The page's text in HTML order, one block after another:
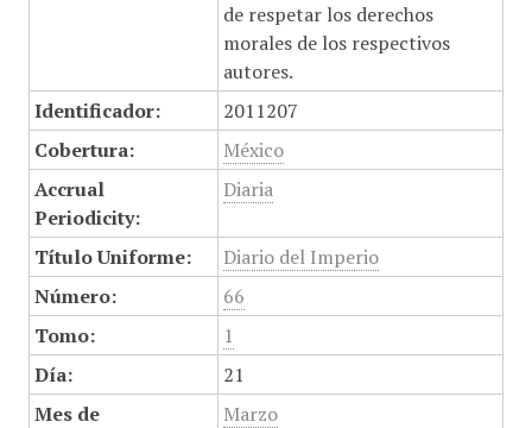
de respetar los derechos
morales de los respectivos
autores.
Identificador:
2011207
Cobertura:
México
Accrual
Periodicity:
Diaria
Título Uniforme:
Diario del Imperio
Número:
66
Tomo:
1
Día:
21
Mes de
Marzo